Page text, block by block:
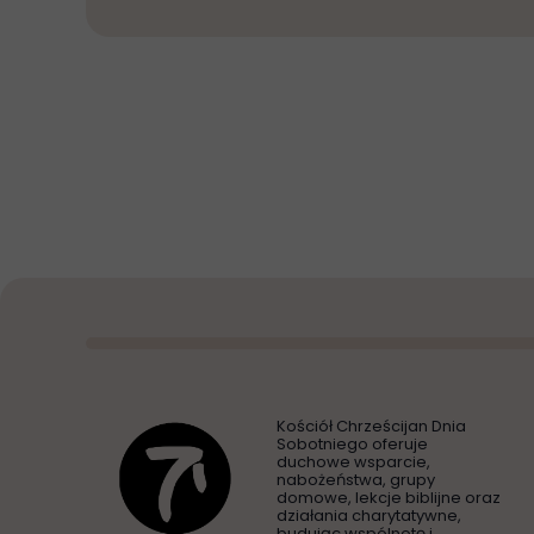
Kościół Chrześcijan Dnia
Sobotniego oferuje
duchowe wsparcie,
nabożeństwa, grupy
domowe, lekcje biblijne oraz
działania charytatywne,